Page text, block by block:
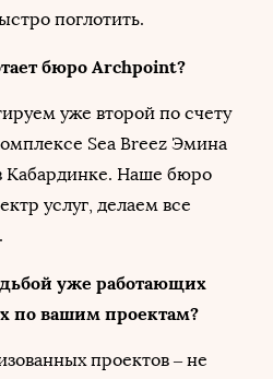
поглотить.
бюро Archpoint?
уже второй по счету
Sea Breez Эмина
Кабардинке. Наше бюро
услуг, делаем все
уже работающих
по вашим проектам?
проектов – не